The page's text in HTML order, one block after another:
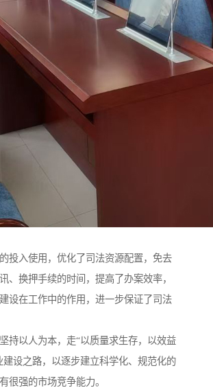
投入使用，优化了司法资源配置，免去
、换押手续的时间，提高了办案效率，
设在工作中的作用，进一步保证了司法
持以人为本，走“以质量求生存，以效益
建设之路，以逐步建立科学化、规范化的
很强的市场竞争能力。